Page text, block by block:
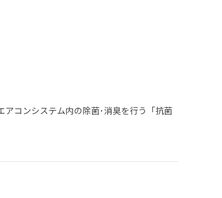
コンシステム内の除菌･消臭を行う「抗菌